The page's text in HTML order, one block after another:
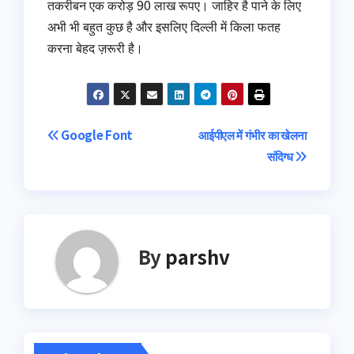
तकरीबन एक करोड़ 90 लाख रूपए। जाहिर है पाने के लिए
अभी भी बहुत कुछ है और इसलिए दिल्ली में किला फतह
करना बेहद ज़रूरी है।
Post
आईपीएल में गंभीर का खेलना
संदिग्‍ध
Google Font
By parshv